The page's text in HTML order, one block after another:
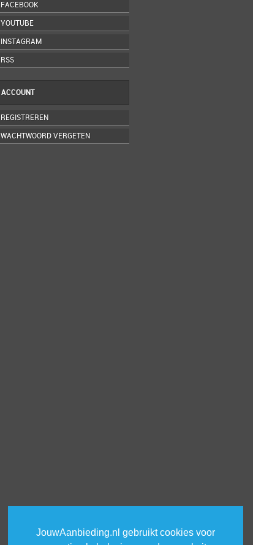
JouwAanbieding.nl gebruikt cookies voor
FACEBOOK
YOUTUBE
INSTAGRAM
RSS
ACCOUNT
REGISTREREN
WACHTWOORD VERGETEN